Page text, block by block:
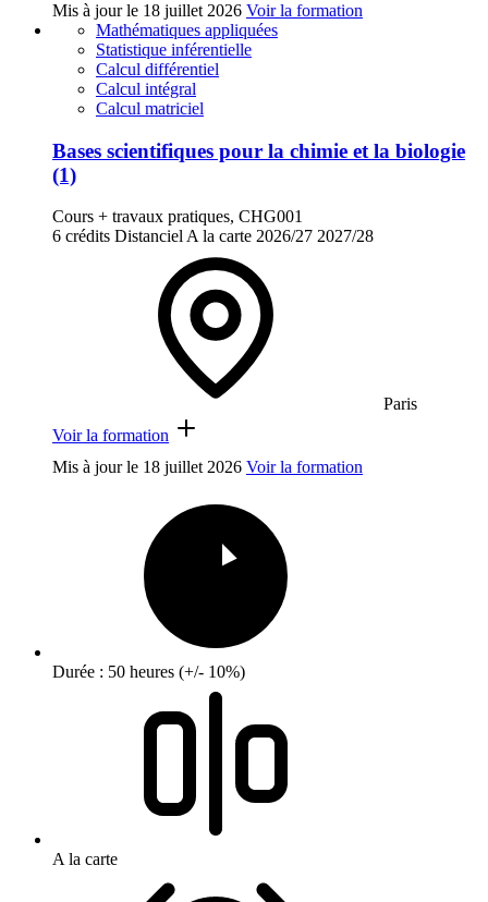
Mis à jour le 18 juillet 2026 Voir la formation
Mathématiques appliquées
Statistique inférentielle
Calcul différentiel
Calcul intégral
Calcul matriciel
Bases scientifiques pour la chimie et la biologie
(1)
Cours + travaux pratiques, CHG001
6 crédits DistancielA la carte 2026/27 2027/28
Paris
Voir la formation
Mis à jour le 18 juillet 2026 Voir la formation
Durée : 50 heures (+/- 10%)
A la carte